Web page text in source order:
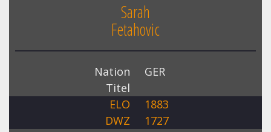
Sarah
Fetahovic
Nation
GER
Titel
ELO
1883
DWZ
1727